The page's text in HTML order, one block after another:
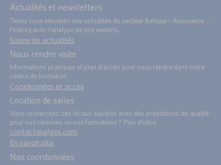
Actualités et newsletters
Tenez vous informés des actualités du secteur Banque – Assurance –
Finance avec l’analyse de nos experts.
Suivre les actualités
Nous rendre visite
Informations pratiques et plan d’accès pour vous rendre dans notre
centre de formation.
Coordonnées et accès
Location de salles
Vous recherchez des locaux équipés avec des prestations de qualité
pour vos réunions ou vos formations ? Plus d’infos :
contact@afges.com.
En savoir plus
Nos coordonnées